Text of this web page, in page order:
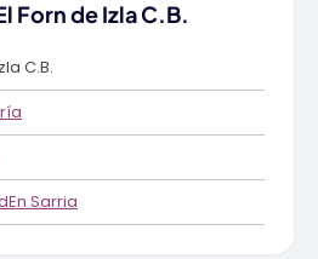
Forn de Izla C.B.
C.B.
Sarria